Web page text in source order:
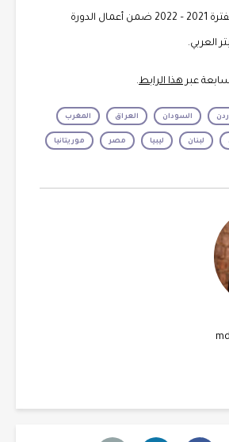
وشمال أفريقيا في الفترة 2021 – 2022 ضمن أعمال الدورة
العربي.
عبرهذا الرابط.
السودان العراق المغرب
لبنان ليبيا مصر موريتانيا